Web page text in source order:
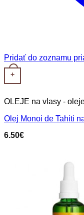
Pridať do zoznamu
+
OLEJE na vlasy -
Olej Monoi de Tahiti
6.50€